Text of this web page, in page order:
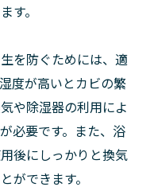
す。
を防ぐためには、適
度が高いとカビの繁
や除湿器の利用によ
必要です。また、浴
後にしっかりと換気
ができます。